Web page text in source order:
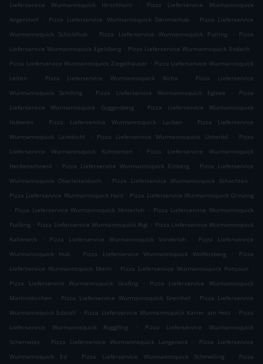
Lieferservice Wurmannsquick Hirschhorn .
Pizza Lieferservice Wurmannsquick
Angerstorf
. Pizza Lieferservice Wurmannsquick Demmelhub .
Pizza Lieferservice
Wurmannsquick Schicklhub
. Pizza Lieferservice Wurmannsquick Putting .
Pizza
Lieferservice Wurmannsquick Egelsberg . Pizza Lieferservice Wurmannsquick Endach .
Pizza Lieferservice Wurmannsquick Ziegelhäuser . Pizza Lieferservice Wurmannsquick
Leiten
. Pizza Lieferservice Wurmannsquick Aicha .
Pizza Lieferservice
Wurmannsquick Schilling
. Pizza Lieferservice Wurmannsquick Eglsee .
Pizza
Lieferservice Wurmannsquick Guggenberg
.
Pizza Lieferservice Wurmannsquick
Hubwies
. Pizza Lieferservice Wurmannsquick Lacken .
Pizza Lieferservice
Wurmannsquick Laimbichl
. Pizza Lieferservice Wurmannsquick Unteröd .
Pizza
Lieferservice Wurmannsquick Kühstetten
.
Pizza Lieferservice Wurmannsquick
Heckenschneid
. Pizza Lieferservice Wurmannsquick Einberg . Pizza Lieferservice
Wurmannsquick Oberleitenbach
. Pizza Lieferservice Wurmannsquick Schachten
.
Pizza Lieferservice Wurmannsquick Haid . Pizza Lieferservice Wurmannsquick Grinzing
. Pizza Lieferservice Wurmannsquick Hinterloh . Pizza Lieferservice Wurmannsquick
Pucking . Pizza Lieferservice Wurmannsquick Rigl . Pizza Lieferservice Wurmannsquick
Kalteneck
. Pizza Lieferservice Wurmannsquick Vorderloh .
Pizza Lieferservice
Wurmannsquick Hub
. Pizza Lieferservice Wurmannsquick Wolfersberg .
Pizza
Lieferservice Wurmannsquick Meiln
. Pizza Lieferservice Wurmannsquick Ponzaun
.
Pizza Lieferservice Wurmannsquick Grafing
.
Pizza Lieferservice Wurmannsquick
Martinskirchen
. Pizza Lieferservice Wurmannsquick Greinhof . Pizza Lieferservice
Wurmannsquick Edstall
. Pizza Lieferservice Wurmannsquick Karrer am Holz . Pizza
Lieferservice Wurmannsquick Rogglfing
.
Pizza Lieferservice Wurmannsquick
Scherrwies
. Pizza Lieferservice Wurmannsquick Langeneck .
Pizza Lieferservice
Wurmannsquick Ed
. Pizza Lieferservice Wurmannsquick Schmelling .
Pizza